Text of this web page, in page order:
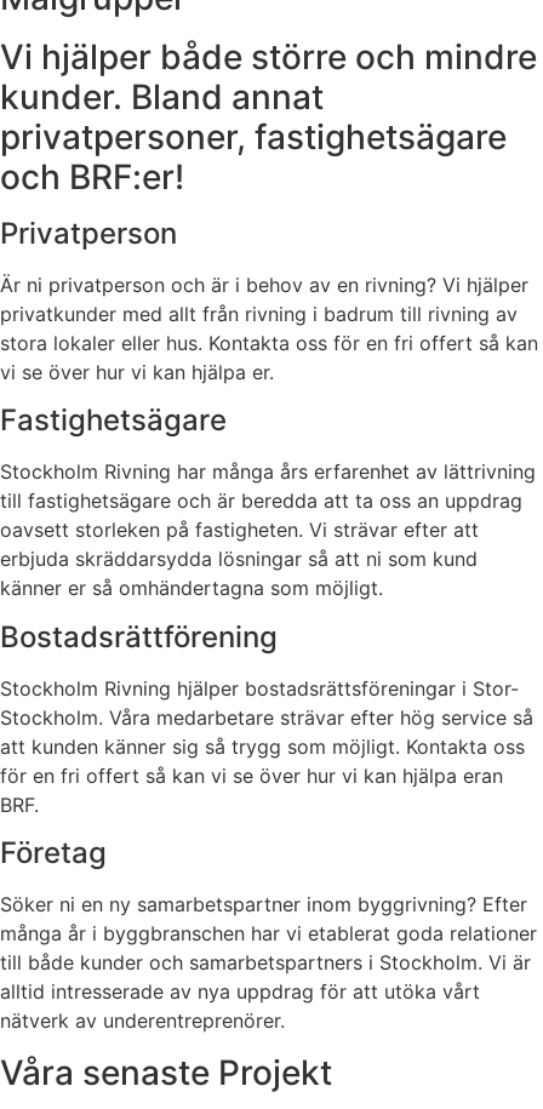
Vi hjälper både större och mindre
kunder. Bland annat
privatpersoner, fastighetsägare
och BRF:er!
Privatperson
Är ni privatperson och är i behov av en rivning? Vi hjälper
privatkunder med allt från rivning i badrum till rivning av
stora lokaler eller hus. Kontakta oss för en fri offert så kan
vi se över hur vi kan hjälpa er.
Fastighetsägare
Stockholm Rivning har många års erfarenhet av lättrivning
till fastighetsägare och är beredda att ta oss an uppdrag
oavsett storleken på fastigheten. Vi strävar efter att
erbjuda skräddarsydda lösningar så att ni som kund
känner er så omhändertagna som möjligt.
Bostadsrättförening
Stockholm Rivning hjälper bostadsrättsföreningar i Stor-
Stockholm. Våra medarbetare strävar efter hög service så
att kunden känner sig så trygg som möjligt. Kontakta oss
för en fri offert så kan vi se över hur vi kan hjälpa eran
BRF.
Företag
Söker ni en ny samarbetspartner inom byggrivning? Efter
många år i byggbranschen har vi etablerat goda relationer
till både kunder och samarbetspartners i Stockholm. Vi är
alltid intresserade av nya uppdrag för att utöka vårt
nätverk av underentreprenörer.
Våra senaste Projekt